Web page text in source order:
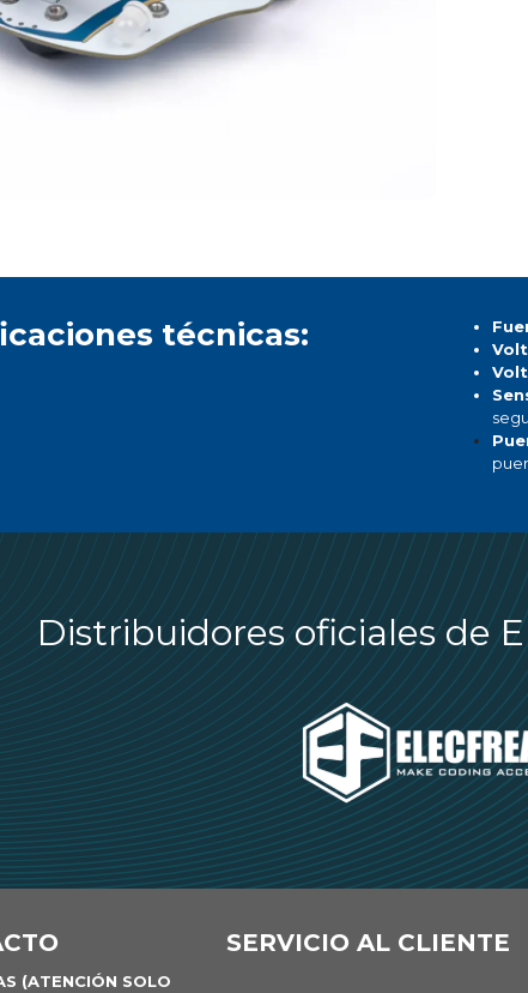
técnicas:
Distribuidores oficiales de
(ATENCIÓN SOLO
SERVICIO AL CLIENTE